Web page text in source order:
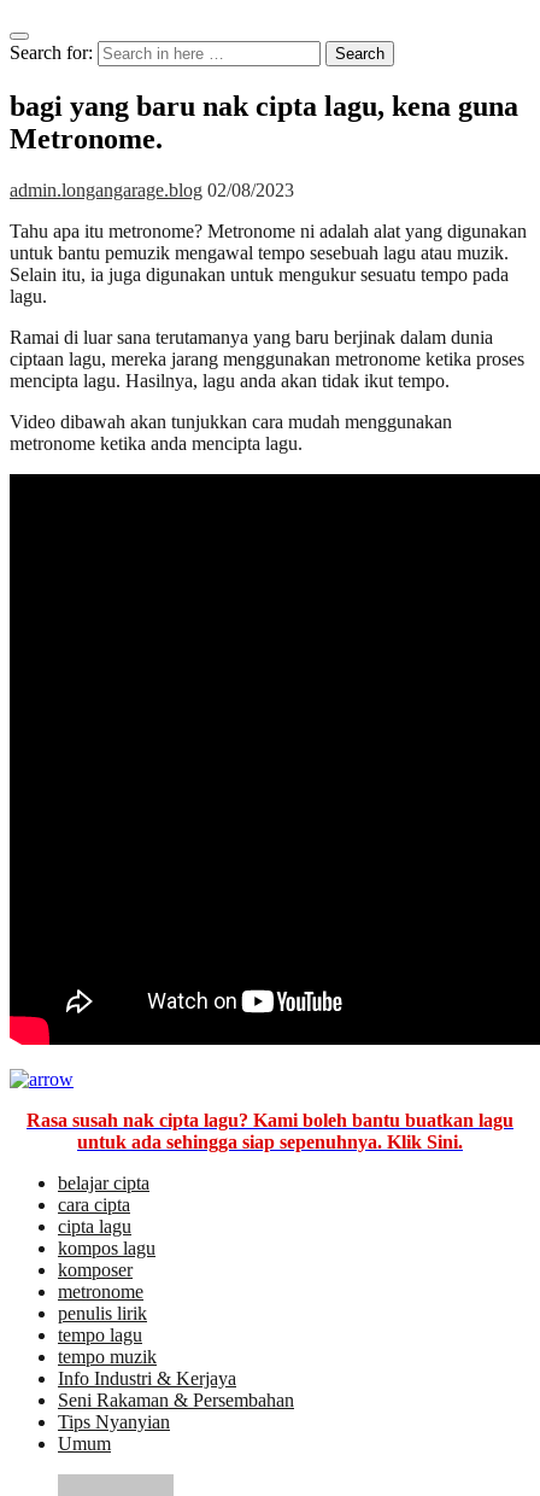
Search for: Search
bagi yang baru nak cipta lagu, kena guna
Metronome.
admin.longangarage.blog 02/08/2023
Tahu apa itu metronome? Metronome ni adalah alat yang digunakan
untuk bantu pemuzik mengawal tempo sesebuah lagu atau muzik.
Selain itu, ia juga digunakan untuk mengukur sesuatu tempo pada
lagu.
Ramai di luar sana terutamanya yang baru berjinak dalam dunia
ciptaan lagu, mereka jarang menggunakan metronome ketika proses
mencipta lagu. Hasilnya, lagu anda akan tidak ikut tempo.
Video dibawah akan tunjukkan cara mudah menggunakan
metronome ketika anda mencipta lagu.
Rasa susah nak cipta lagu? Kami boleh bantu buatkan lagu
untuk ada sehingga siap sepenuhnya. Klik Sini.
belajar cipta
cara cipta
cipta lagu
kompos lagu
komposer
metronome
penulis lirik
tempo lagu
tempo muzik
Info Industri & Kerjaya
Seni Rakaman & Persembahan
Tips Nyanyian
Umum